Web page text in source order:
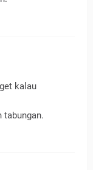
kalau
tabungan.